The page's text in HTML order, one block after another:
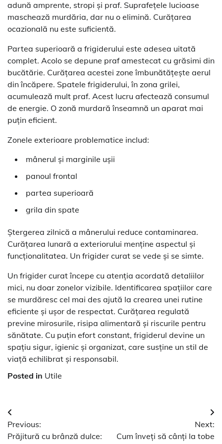
adună amprente, stropi și praf. Suprafețele lucioase
maschează murdăria, dar nu o elimină. Curățarea
ocazională nu este suficientă.
Partea superioară a frigiderului este adesea uitată
complet. Acolo se depune praf amestecat cu grăsimi din
bucătărie. Curățarea acestei zone îmbunătățește aerul
din încăpere. Spatele frigiderului, în zona grilei,
acumulează mult praf. Acest lucru afectează consumul
de energie. O zonă murdară înseamnă un aparat mai
puțin eficient.
Zonele exterioare problematice includ:
mânerul și marginile ușii
panoul frontal
partea superioară
grila din spate
Ștergerea zilnică a mânerului reduce contaminarea.
Curățarea lunară a exteriorului menține aspectul și
funcționalitatea. Un frigider curat se vede și se simte.
Un frigider curat începe cu atenția acordată detaliilor
mici, nu doar zonelor vizibile. Identificarea spațiilor care
se murdăresc cel mai des ajută la crearea unei rutine
eficiente și ușor de respectat. Curățarea regulată
previne mirosurile, risipa alimentară și riscurile pentru
sănătate. Cu puțin efort constant, frigiderul devine un
spațiu sigur, igienic și organizat, care susține un stil de
viață echilibrat și responsabil.
Posted in Utile
Navigare
în
Previous:
Prăjitură cu brânză dulce:
Next:
Cum înveți să cânți la tobe